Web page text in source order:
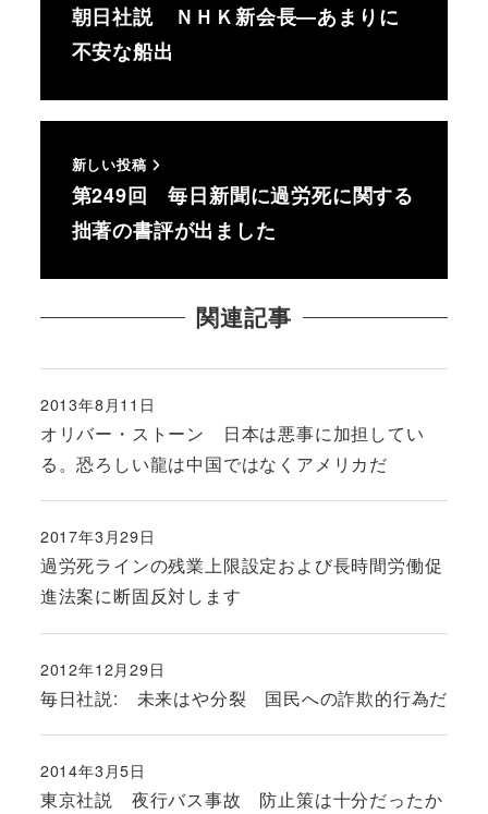
朝日社説 ＮＨＫ新会長―あまりに
不安な船出
新しい投稿
第249回 毎日新聞に過労死に関する
拙著の書評が出ました
関連記事
オリバー・ストーン 日本は悪事に加担してい
る。恐ろしい龍は中国ではなくアメリカだ
投稿日
2013年8月11日
過労死ラインの残業上限設定および長時間労働促
進法案に断固反対します
投稿日
2017年3月29日
毎日社説: 未来はや分裂 国民への詐欺的行為だ
投稿日
2012年12月29日
東京社説 夜行バス事故 防止策は十分だったか
投稿日
2014年3月5日